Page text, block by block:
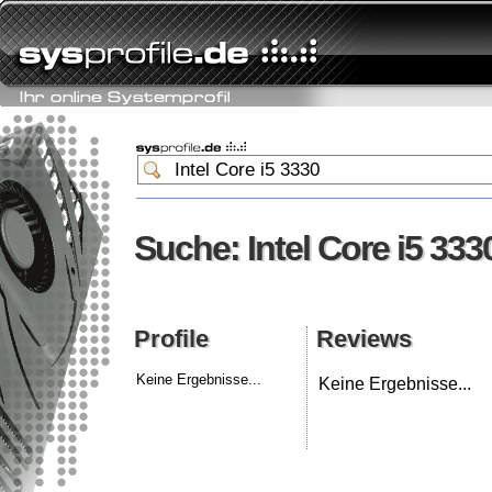
Suche: Intel Core i5
Suche: Intel Core i5
Profile
Profile
Keine Ergebnisse...
Reviews
Reviews
Keine Ergebnisse...